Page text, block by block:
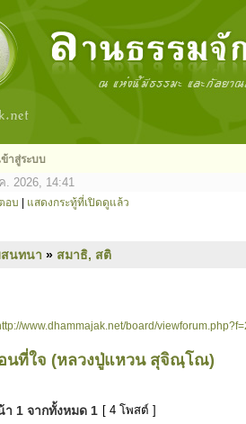
ข้าสู่ระบบ
. 2026, 14:41
อบ แสดงกระทู้ที่เปิดดูแล้ว
นทนา » สมาธิ, สติ
www.dhammajak.net/board/
อนที่ใจ (หลวงปู่แหวน สุจิณฺโณ)
า 1 จากทั้งหมด 1 [ 4 โพสต์ ]